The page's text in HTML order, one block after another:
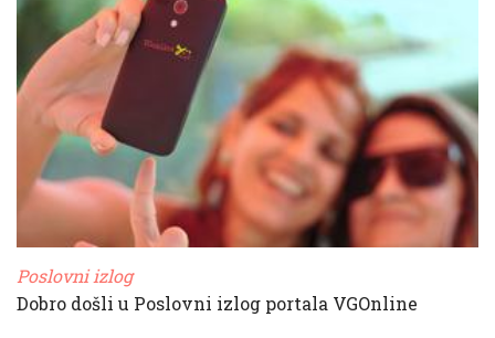
Poslovni izlog
Dobro došli u Poslovni izlog portala VGOnline